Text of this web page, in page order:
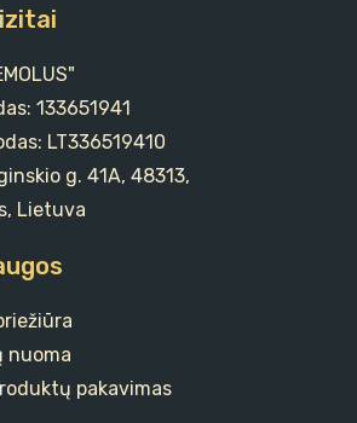
133651941
LT336519410
g. 41A, 48313,
Lietuva
nuoma
pakavimas